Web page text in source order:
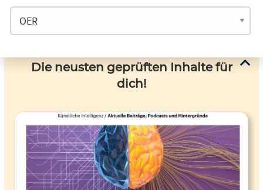
Die neusten geprüften Inhalte für
dich!